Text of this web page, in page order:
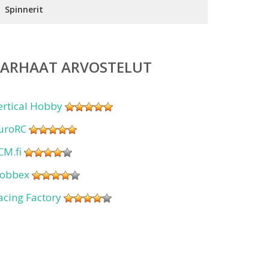
Spinnerit
ARVOSTELUT
Hobby
Factory